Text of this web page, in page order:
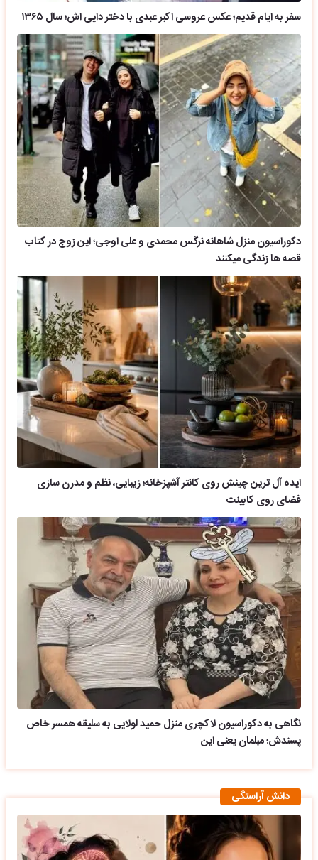
سفر به ایام قدیم؛ عکس عروسی اکبر عبدی با دختر دایی اش؛ سال ۱۳۶۵
دکوراسیون منزل شاهانه نرگس محمدی و علی اوجی؛ این زوج در کتاب
قصه ها زندگی میکنند
ایده آل ترین چینش روی کانتر آشپزخانه؛ زیبایی، نظم و مدرن سازی
فضای روی کابینت
نگاهی به دکوراسیون لاکچری منزل حمید لولایی به سلیقه همسر خاص
پسندش؛ مبلمان یعنی این
دانش آراستگی